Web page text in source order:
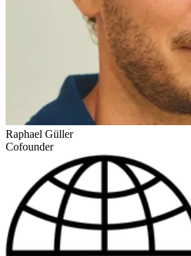
Raphael Güller
Cofounder